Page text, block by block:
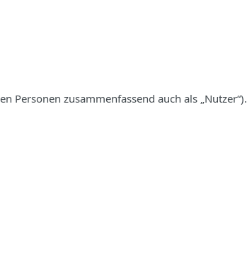
Personen zusammenfassend auch als „Nutzer“).